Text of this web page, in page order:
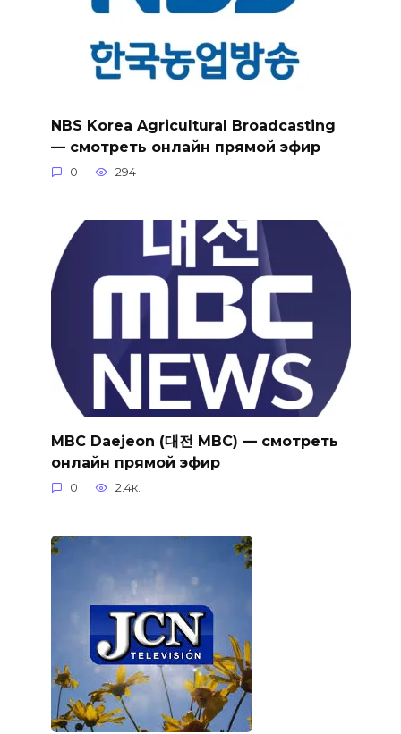
NBS Korea Agricultural Broadcasting
— смотреть онлайн прямой эфир
0 294
MBC Daejeon (대전 MBC) — смотреть
онлайн прямой эфир
0 2.4к.